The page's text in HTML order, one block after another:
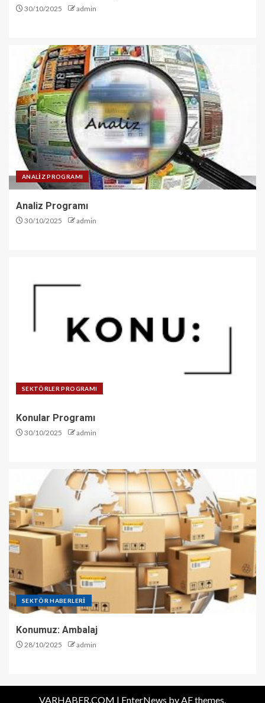
30/10/2025 admin
ANALİZ PROGRAMI
Analiz Programı
30/10/2025 admin
SEKTÖRLER PROGRAMI
Konular Programı
30/10/2025 admin
SEKTÖR HABERLERİ
Konumuz: Ambalaj
28/10/2025 admin
VARHABER.COM | EnterNews by AF themes.